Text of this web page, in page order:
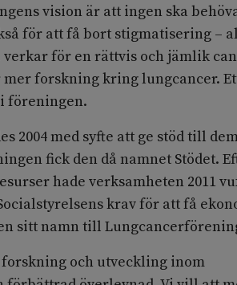
vision är att ingen ska
för att få bort stigmatisering –
verkar för en rättvis och jämlik
forskning kring lungcancer.
föreningen.
2004 med syfte att ge stöd till
fick den då namnet Stödet.
hade verksamheten 2011
krav för att få
sitt namn till
och utveckling inom